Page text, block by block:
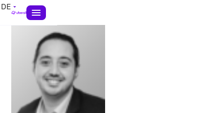
DE